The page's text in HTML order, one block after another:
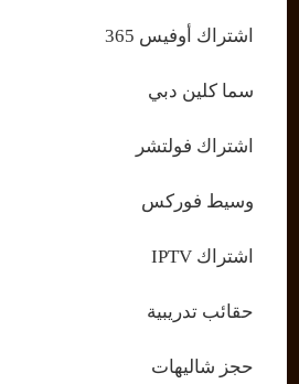
اشتراك أوفيس 365
سما كلين دبي
اشتراك فولتشر
وسيط فوركس
اشتراك IPTV
حقائب تدريبية
حجز شاليهات